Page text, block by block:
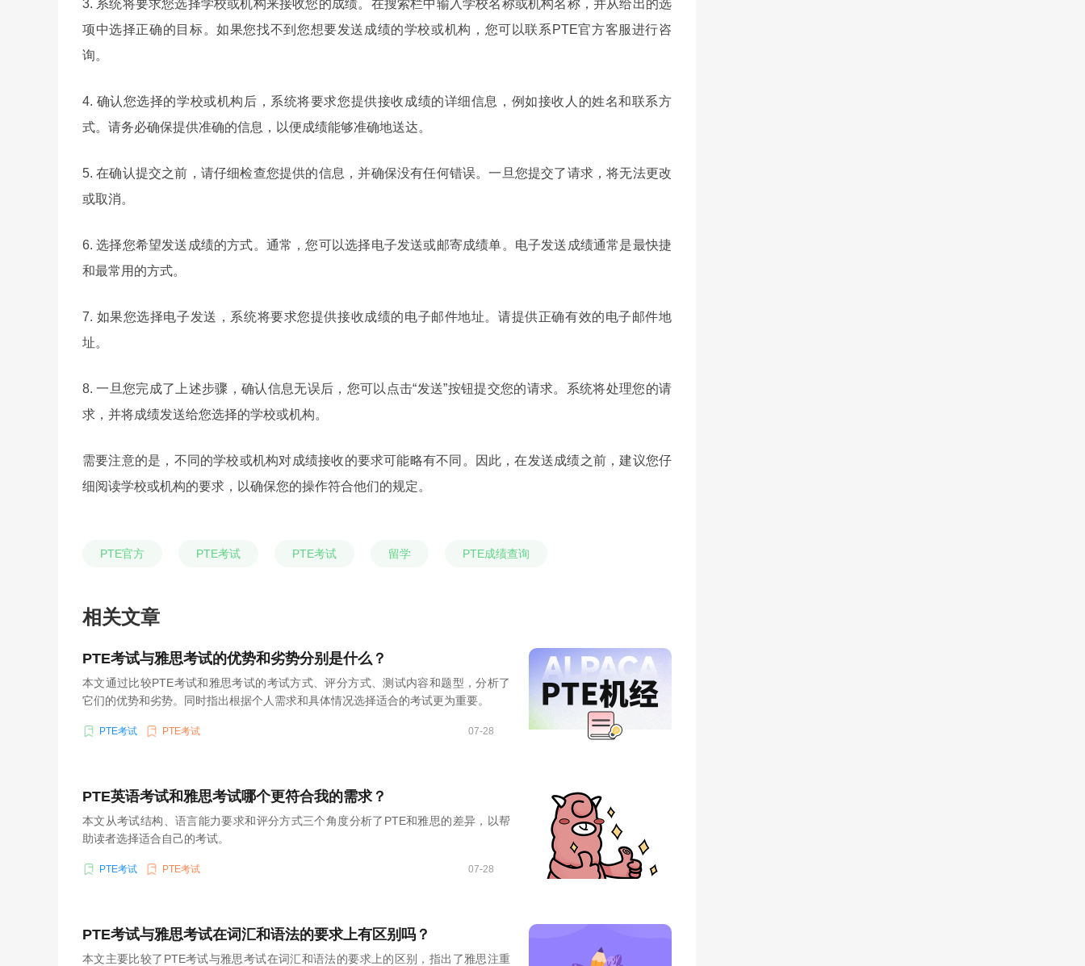
3. 系统将要求您选择学校或机构来接收您的成绩。在搜索栏中输入学校名称或机构名称，并从给出的选
项中选择正确的目标。如果您找不到您想要发送成绩的学校或机构，您可以联系PTE官方客服进行咨
询。
4. 确认您选择的学校或机构后，系统将要求您提供接收成绩的详细信息，例如接收人的姓名和联系方
式。请务必确保提供准确的信息，以便成绩能够准确地送达。
5. 在确认提交之前，请仔细检查您提供的信息，并确保没有任何错误。一旦您提交了请求，将无法更改
或取消。
6. 选择您希望发送成绩的方式。通常，您可以选择电子发送或邮寄成绩单。电子发送成绩通常是最快捷
和最常用的方式。
7. 如果您选择电子发送，系统将要求您提供接收成绩的电子邮件地址。请提供正确有效的电子邮件地
址。
8. 一旦您完成了上述步骤，确认信息无误后，您可以点击“发送”按钮提交您的请求。系统将处理您的请
求，并将成绩发送给您选择的学校或机构。
需要注意的是，不同的学校或机构对成绩接收的要求可能略有不同。因此，在发送成绩之前，建议您仔
细阅读学校或机构的要求，以确保您的操作符合他们的规定。
PTE官方 PTE考试 PTE考试 留学 PTE成绩查询
相关文章
PTE考试与雅思考试的优势和劣势分别是什么？
本文通过比较PTE考试和雅思考试的考试方式、评分方式、测试内容和题型，分析了
它们的优势和劣势。同时指出根据个人需求和具体情况选择适合的考试更为重要。
PTE考试 PTE考试 07-28
PTE英语考试和雅思考试哪个更符合我的需求？
本文从考试结构、语言能力要求和评分方式三个角度分析了PTE和雅思的差异，以帮
助读者选择适合自己的考试。
PTE考试 PTE考试 07-28
PTE考试与雅思考试在词汇和语法的要求上有区别吗？
本文主要比较了PTE考试与雅思考试在词汇和语法的要求上的区别，指出了雅思注重